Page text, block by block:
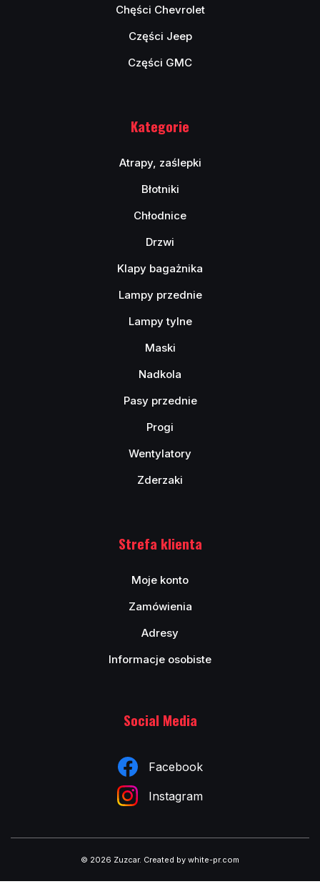
Chęści Chevrolet
Części Jeep
Części GMC
Kategorie
Atrapy, zaślepki
Błotniki
Chłodnice
Drzwi
Klapy bagażnika
Lampy przednie
Lampy tylne
Maski
Nadkola
Pasy przednie
Progi
Wentylatory
Zderzaki
Strefa klienta
Moje konto
Zamówienia
Adresy
Informacje osobiste
Social Media
Facebook
Instagram
© 2026 Zuzcar. Created by white-pr.com